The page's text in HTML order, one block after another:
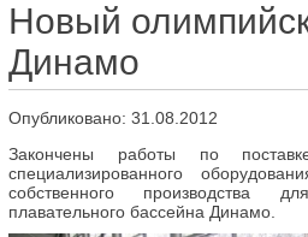
Новый
Динамо
Опубликовано: 31.08.2012
Закончены работы по
специализированного
собственного производства
плавательного бассейна Динамо.